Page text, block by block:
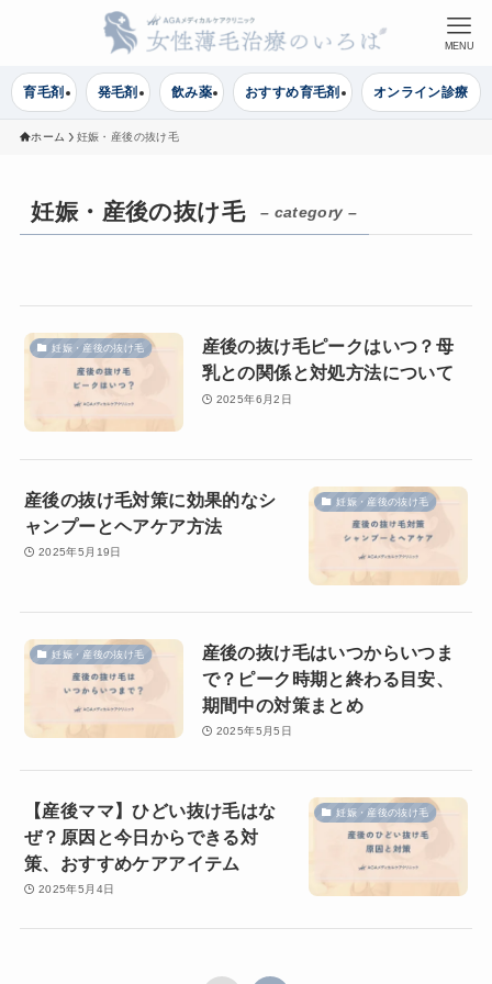
MENU
育毛剤 発毛剤 飲み薬 おすすめ育毛剤 オンライン診療
ホーム 妊娠・産後の抜け毛
妊娠・産後の抜け毛 – category –
妊娠・産後の抜け毛
産後の抜け毛ピークはいつ？母
乳との関係と対処方法について
2025年6月2日
妊娠・産後の抜け毛
産後の抜け毛対策に効果的なシ
ャンプーとヘアケア方法
2025年5月19日
妊娠・産後の抜け毛
産後の抜け毛はいつからいつま
で？ピーク時期と終わる目安、
期間中の対策まとめ
2025年5月5日
妊娠・産後の抜け毛
【産後ママ】ひどい抜け毛はな
ぜ？原因と今日からできる対
策、おすすめケアアイテム
2025年5月4日